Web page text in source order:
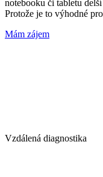
notebooku či tabletu
Protože je to výhodné
Mám zájem
Vzdálená diagnostika